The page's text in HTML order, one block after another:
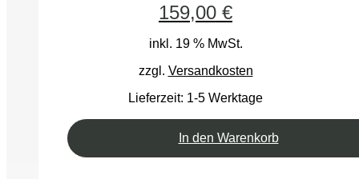
159,00 €
inkl. 19 % MwSt.
zzgl. Versandkosten
Lieferzeit: 1-5 Werktage
In den Warenkorb